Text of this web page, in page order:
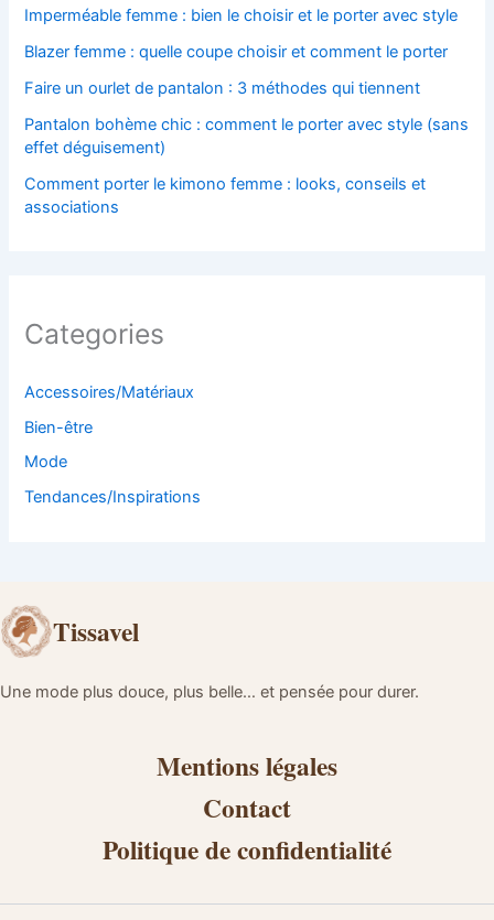
Imperméable femme : bien le choisir et le porter avec style
Blazer femme : quelle coupe choisir et comment le porter
Faire un ourlet de pantalon : 3 méthodes qui tiennent
Pantalon bohème chic : comment le porter avec style (sans
effet déguisement)
Comment porter le kimono femme : looks, conseils et
associations
Categories
Accessoires/Matériaux
Bien-être
Mode
Tendances/Inspirations
Tissavel
Une mode plus douce, plus belle… et pensée pour durer.
Mentions légales
Contact
Politique de confidentialité